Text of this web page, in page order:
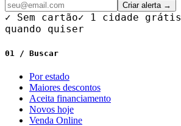
Criar alerta →
✓ Sem cartão✓ 1 cidade grátis
quando quiser
01 / Buscar
Por estado
Maiores descontos
Aceita financiamento
Novos hoje
Venda Online